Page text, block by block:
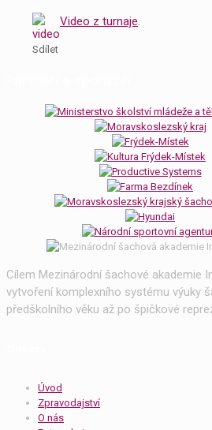
Video z turnaje.
Sdílet
Cílem Mezinárodní šachové akademie
vytvoření komplexního systému výuky
předškolního věku až po špičkové
Úvod
Zpravodajství
O nás